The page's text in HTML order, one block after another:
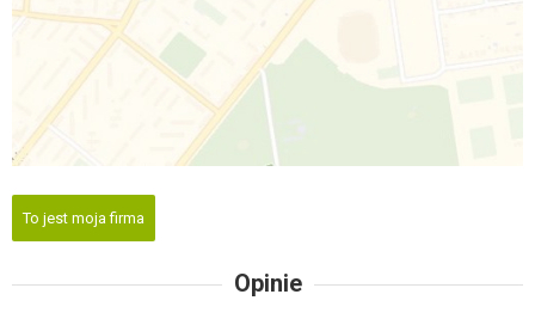
To jest moja firma
Opinie